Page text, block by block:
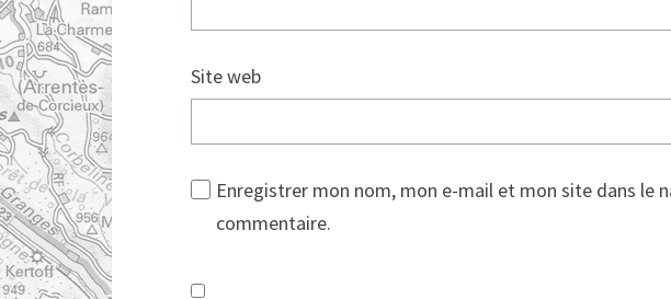
Site web
Enregistrer mon nom, mon e-mail et mon site dans le
commentaire.